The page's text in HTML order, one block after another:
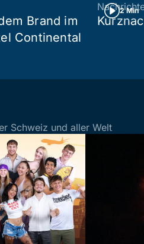
Brand im
Continental
2 Min
Schweiz und aller Welt